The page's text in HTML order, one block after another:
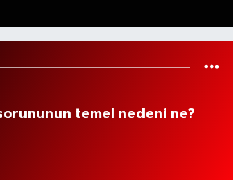
temel nedeni ne?